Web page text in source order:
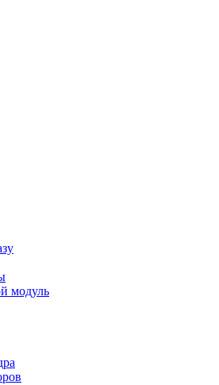
модуль